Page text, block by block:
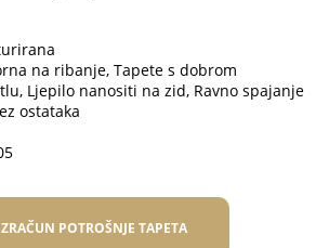
na ribanje, Tapete s dobrom
Ljepilo nanositi na zid, Ravno spajanje
ostataka
POTROŠNJE TAPETA